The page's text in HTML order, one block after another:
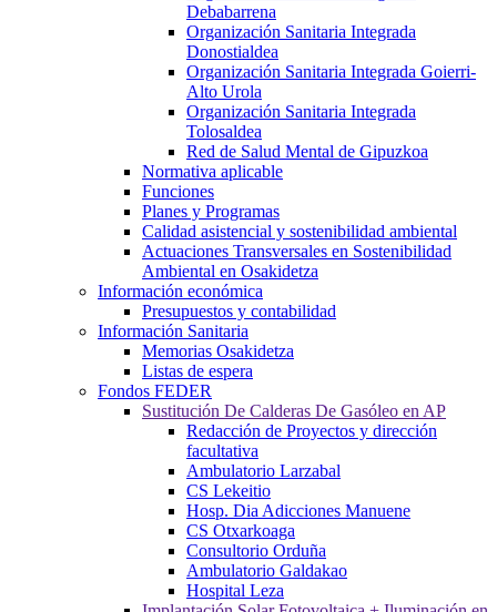
Debabarrena
Organización Sanitaria Integrada
Donostialdea
Organización Sanitaria Integrada Goierri-
Alto Urola
Organización Sanitaria Integrada
Tolosaldea
Red de Salud Mental de Gipuzkoa
Normativa aplicable
Funciones
Planes y Programas
Calidad asistencial y sostenibilidad ambiental
Actuaciones Transversales en Sostenibilidad
Ambiental en Osakidetza
Información económica
Presupuestos y contabilidad
Información Sanitaria
Memorias Osakidetza
Listas de espera
Fondos FEDER
Sustitución De Calderas De Gasóleo en AP
Redacción de Proyectos y dirección
facultativa
Ambulatorio Larzabal
CS Lekeitio
Hosp. Dia Adicciones Manuene
CS Otxarkoaga
Consultorio Orduña
Ambulatorio Galdakao
Hospital Leza